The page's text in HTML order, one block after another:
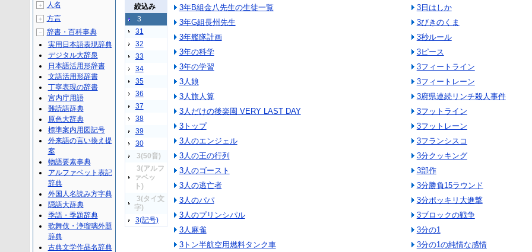
絞込み
3
31
32
33
34
35
36
37
38
39
30
3(50音)
3(アルフ
ァベッ
ト)
3(タイ文
字)
3(記号)
3年B組金八先生の生徒一覧
3年G組長州先生
3年艦隊計画
3年の科学
3年の学習
3人娘
3人旅人算
3人だけの後楽園 VERY LAST DAY
3トップ
3人のエンジェル
3人の王の行列
3人のゴースト
3人の逃亡者
3人のパパ
3人のプリンシパル
3人麻雀
3トン半航空用燃料タンク車
3日はしか
3びきのくま
3秒ルール
3ピース
3フィートライン
3フィートレーン
3府県連続リンチ殺人事件
3フットライン
3フットレーン
3フランシスコ
3分クッキング
3部作
3分勝負15ラウンド
3分ポッキリ大進撃
3ブロックの戦争
3分の1
3分の1の純情な感情
＋ 人名
＋ 方言
－
辞書・百科事典
実用日本語表現辞典
デジタル大辞泉
日本語活用形辞書
文語活用形辞書
丁寧表現の辞書
宮内庁用語
難読語辞典
原色大辞典
標準案内用図記号
外来語の言い換え提
案
物語要素事典
アルファベット表記
辞典
外国人名読み方字典
隠語大辞典
季語・季題辞典
歌舞伎・浄瑠璃外題
辞典
古典文学作品名辞典